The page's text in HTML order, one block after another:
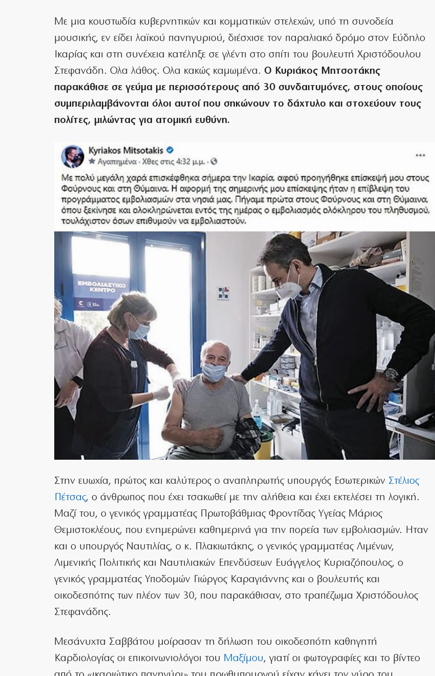
Με μια κουστωδία κυβερνητικών και κομματικών στελεχών, υπό τη συνοδεία
μουσικής, εν είδει λαϊκού πανηγυριού, διέσχισε τον παραλιακό δρόμο στον Εύδηλο
Ικαρίας και στη συνέχεια κατέληξε σε γλέντι στο σπίτι του βουλευτή Χριστόδουλου
Στεφανάδη. Ολα λάθος. Ολα κακώς καμωμένα. Ο Κυριάκος Μητσοτάκης
παρακάθισε σε γεύμα με περισσότερους από 30 συνδαιτυμόνες, στους οποίους
συμπεριλαμβάνονται όλοι αυτοί που σηκώνουν το δάχτυλο και στοχεύουν τους
πολίτες, μιλώντας για ατομική ευθύνη.
Στην ευωχία, πρώτος και καλύτερος ο αναπληρωτής υπουργός Εσωτερικών Στέλιος
Πέτσας, ο άνθρωπος που έχει τσακωθεί με την αλήθεια και έχει εκτελέσει τη λογική.
Μαζί του, ο γενικός γραμματέας Πρωτοβάθμιας Φροντίδας Υγείας Μάριος
Θεμιστοκλέους, που ενημερώνει καθημερινά για την πορεία των εμβολιασμών. Ηταν
και ο υπουργός Ναυτιλίας, ο κ. Πλακιωτάκης, ο γενικός γραμματέας Λιμένων,
Λιμενικής Πολιτικής και Ναυτιλιακών Επενδύσεων Ευάγγελος Κυριαζόπουλος, ο
γενικός γραμματέας Υποδομών Γιώργος Καραγιάννης και ο βουλευτής και
οικοδεσπότης των πλέον των 30, που παρακάθισαν, στο τραπέζωμα Χριστόδουλος
Στεφανάδης.
Μεσάνυχτα Σαββάτου μοίρασαν τη δήλωση του οικοδεσπότη καθηγητή
Καρδιολογίας οι επικοινωνιολόγοι του Μαξίμου, γιατί οι φωτογραφίες και το βίντεο